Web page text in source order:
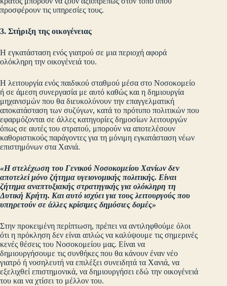
προσφέρουν τις υπηρεσίες τους.
3. Στήριξη της οικογένειας
Η εγκατάσταση ενός γιατρού σε μια περιοχή αφορά
ολόκληρη την οικογένειά του.
Η λειτουργία ενός παιδικού σταθμού μέσα στο Νοσοκομείο
ή σε άμεση συνεργασία με αυτό καθώς και η δημιουργία
μηχανισμών που θα διευκολύνουν την επαγγελματική
αποκατάσταση των συζύγων, κατά το πρότυπο πολιτικών που
εφαρμόζονται σε άλλες κατηγορίες δημοσίων λειτουργών
όπως σε αυτές του στρατού, μπορούν να αποτελέσουν
καθοριστικούς παράγοντες για τη μόνιμη εγκατάσταση νέων
επιστημόνων στα Χανιά.
«Η στελέχωση του Γενικού Νοσοκομείου Χανίων δεν
αποτελεί μόνο ζήτημα υγειονομικής πολιτικής. Είναι
ζήτημα αναπτυξιακής στρατηγικής για ολόκληρη τη
Δυτική Κρήτη. Και αυτό ισχύει για τους λειτουργούς που
υπηρετούν σε άλλες κρίσιμες δημόσιες δομές»
Στην προκειμένη περίπτωση, πρέπει να αντιληφθούμε όλοι
ότι η πρόκληση δεν είναι απλώς να καλύψουμε τις σημερινές
κενές θέσεις του Νοσοκομείου μας. Είναι να
δημιουργήσουμε τις συνθήκες που θα κάνουν έναν νέο
γιατρό ή νοσηλευτή να επιλέξει συνειδητά τα Χανιά, να
εξελιχθεί επιστημονικά, να δημιουργήσει εδώ την οικογένειά
του και να χτίσει το μέλλον του.